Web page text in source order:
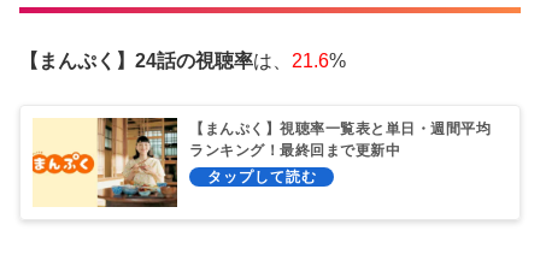
【まんぷく】24話の視聴率は、 21.6%
【まんぷく】視聴率一覧表と単日・週間平均
ランキング！最終回まで更新中